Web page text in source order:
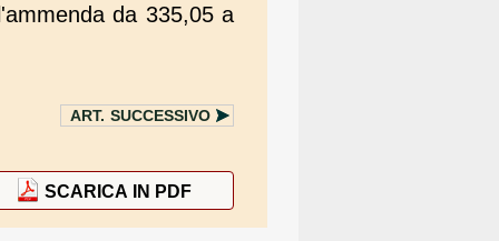
da 335,05 a
ART. SUCCESSIVO
SCARICA IN PDF